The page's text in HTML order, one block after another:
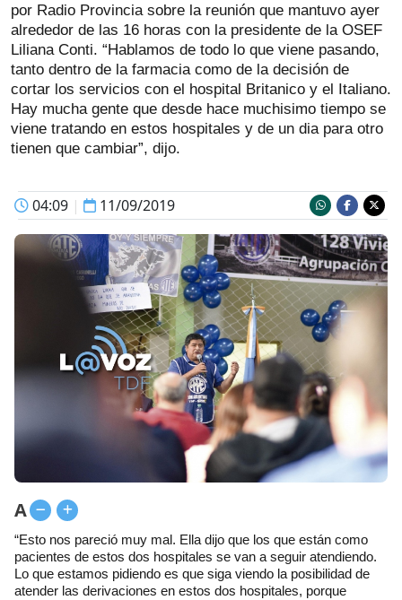
por Radio Provincia sobre la reunión que mantuvo ayer
alrededor de las 16 horas con la presidente de la OSEF
Liliana Conti. “Hablamos de todo lo que viene pasando,
tanto dentro de la farmacia como de la decisión de
cortar los servicios con el hospital Britanico y el Italiano.
Hay mucha gente que desde hace muchisimo tiempo se
viene tratando en estos hospitales y de un dia para otro
tienen que cambiar”, dijo.
04:09 | 11/09/2019
A
“Esto nos pareció muy mal. Ella dijo que los que están como
pacientes de estos dos hospitales se van a seguir atendiendo.
Lo que estamos pidiendo es que siga viendo la posibilidad de
atender las derivaciones en estos dos hospitales, porque